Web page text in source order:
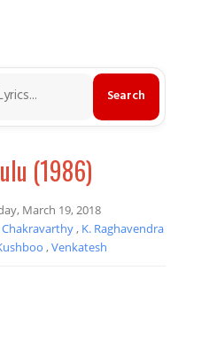
(1986)
March 19, 2018
Chakravarthy, K. Raghavendra
,Venkatesh